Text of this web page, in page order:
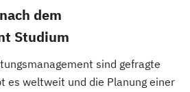
dem
Studium
sind gefragte
es weltweit und die Planung einer